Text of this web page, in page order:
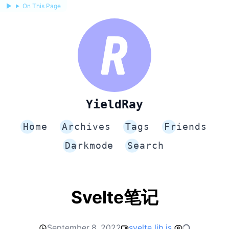
YieldRay
Home Archives Tags
Friends
Darkmode
Search
Svelte笔记
On This Page